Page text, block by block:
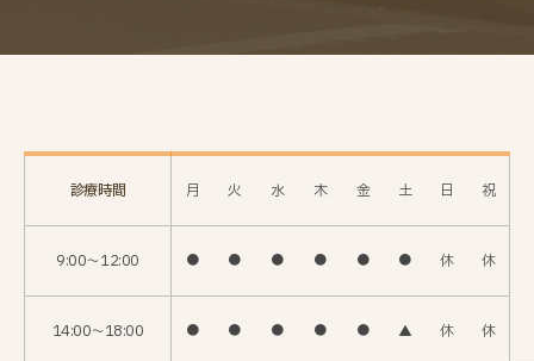
診療時間 月 火 水 木 金 土 日 祝
9:00〜12:00 ● ● ● ● ● ● 休 休
14:00〜18:00 ● ● ● ● ● ▲ 休 休